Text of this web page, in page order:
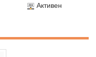
Активен